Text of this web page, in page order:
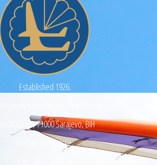
Established 1926.
Ćemaluša bb, 71000 Sarajevo, BiH
Kontakt informacije: